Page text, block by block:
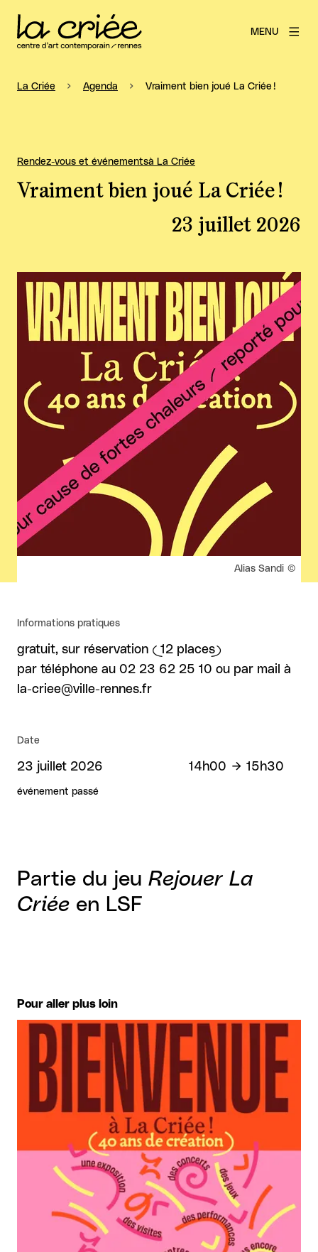
MENU
La Criée Agenda Vraiment bien joué La Criée !
Vraiment bien joué La Criée !
23 juillet 2026
Rendez-vous et événementsà La Criée
Agrandir
Droits réservés :
Alias Sandi
Informations pratiques
gratuit, sur réservation (12 places)
par téléphone au 02 23 62 25 10 ou par mail à
la-criee@ville-rennes.fr
Date
23 juillet 2026 14h00 15h30
événement passé
Partie du jeu Rejouer La
Criée en LSF
Pour aller plus loin